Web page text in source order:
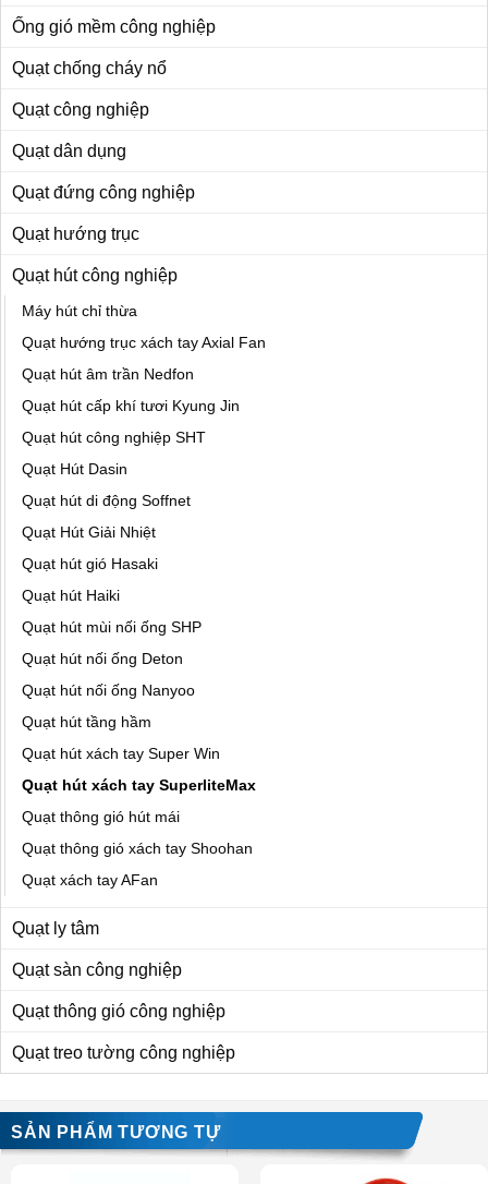
Ống gió mềm công nghiệp
Quạt chống cháy nổ
Quạt công nghiệp
Quạt dân dụng
Quạt đứng công nghiệp
Quạt hướng trục
Quạt hút công nghiệp
Máy hút chỉ thừa
Quạt hướng trục xách tay Axial Fan
Quạt hút âm trần Nedfon
Quạt hút cấp khí tươi Kyung Jin
Quạt hút công nghiệp SHT
Quạt Hút Dasin
Quạt hút di động Soffnet
Quạt Hút Giải Nhiệt
Quạt hút gió Hasaki
Quạt hút Haiki
Quạt hút mùi nối ống SHP
Quạt hút nối ống Deton
Quạt hút nối ống Nanyoo
Quạt hút tầng hầm
Quạt hút xách tay Super Win
Quạt hút xách tay SuperliteMax
Quạt thông gió hút mái
Quạt thông gió xách tay Shoohan
Quạt xách tay AFan
Quạt ly tâm
Quạt sàn công nghiệp
Quạt thông gió công nghiệp
Quạt treo tường công nghiệp
SẢN PHẨM TƯƠNG TỰ